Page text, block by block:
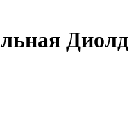
Диолд